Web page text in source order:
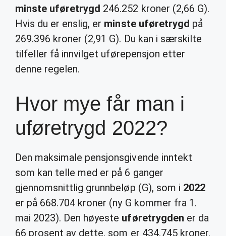
minste uføretrygd 246.252 kroner (2,66 G).
Hvis du er enslig, er minste uføretrygd på
269.396 kroner (2,91 G). Du kan i særskilte
tilfeller få innvilget uførepensjon etter
denne regelen.
Hvor mye får man i
uføretrygd 2022?
Den maksimale pensjonsgivende inntekt
som kan telle med er på 6 ganger
gjennomsnittlig grunnbeløp (G), som i 2022
er på 668.704 kroner (ny G kommer fra 1.
mai 2023). Den høyeste uføretrygden er da
66 prosent av dette, som er 434.745 kroner.